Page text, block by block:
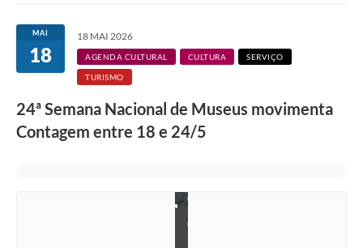
MAI
18
18 MAI 2026
AGENDA CULTURAL CULTURA SERVIÇO
TURISMO
24ª Semana Nacional de Museus movimenta
Contagem entre 18 e 24/5
o
:
d
o